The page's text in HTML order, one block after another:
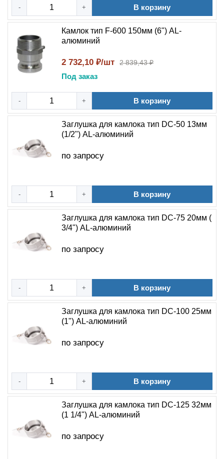
- + В корзину
Камлок тип F-600 150мм (6") AL-
алюминий
2 732,10 ₽/шт 2 839,43 ₽
Под заказ
- + В корзину
Заглушка для камлока тип DC-50 13мм
(1/2") AL-алюминий
по запросу
- + В корзину
Заглушка для камлока тип DC-75 20мм (
3/4") AL-алюминий
по запросу
- + В корзину
Заглушка для камлока тип DC-100 25мм
(1") AL-алюминий
по запросу
- + В корзину
Заглушка для камлока тип DC-125 32мм
(1 1/4") AL-алюминий
по запросу